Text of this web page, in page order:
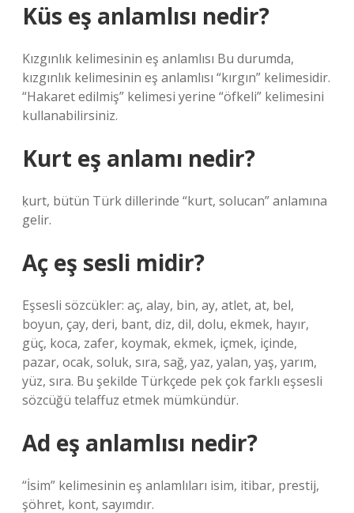
Küs eş anlamlısı nedir?
Kızgınlık kelimesinin eş anlamlısı Bu durumda,
kızgınlık kelimesinin eş anlamlısı “kırgın” kelimesidir.
“Hakaret edilmiş” kelimesi yerine “öfkeli” kelimesini
kullanabilirsiniz.
Kurt eş anlamı nedir?
ḳurt, bütün Türk dillerinde “kurt, solucan” anlamına
gelir.
Aç eş sesli midir?
Eşsesli sözcükler: aç, alay, bin, ay, atlet, at, bel,
boyun, çay, deri, bant, diz, dil, dolu, ekmek, hayır,
güç, koca, zafer, koymak, ekmek, içmek, içinde,
pazar, ocak, soluk, sıra, sağ, yaz, yalan, yaş, yarım,
yüz, sıra. Bu şekilde Türkçede pek çok farklı eşsesli
sözcüğü telaffuz etmek mümkündür.
Ad eş anlamlısı nedir?
“İsim” kelimesinin eş anlamlıları isim, itibar, prestij,
şöhret, kont, sayımdır.